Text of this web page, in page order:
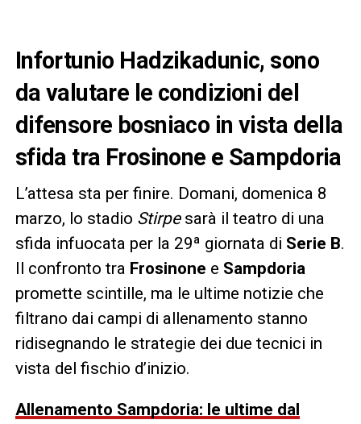
Infortunio Hadzikadunic, sono
da valutare le condizioni del
difensore bosniaco in vista della
sfida tra Frosinone e Sampdoria
L’attesa sta per finire. Domani, domenica 8
marzo, lo stadio Stirpesarà il teatro di una
sfida infuocata per la 29ª giornata di Serie B.
Il confronto tra Frosinone e Sampdoria
promette scintille, ma le ultime notizie che
filtrano dai campi di allenamento stanno
ridisegnando le strategie dei due tecnici in
vista del fischio d’inizio.
Allenamento Sampdoria: le ultime dal